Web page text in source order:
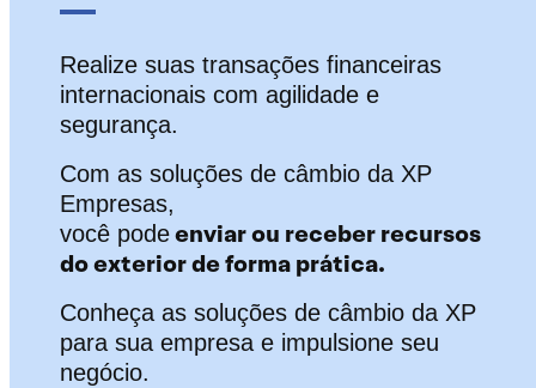
Realize suas transações financeiras
internacionais com agilidade e
segurança.
Com as soluções de câmbio da XP
Empresas,
você podeenviar ou receber recursos
do exterior de forma prática.
Conheça as soluções de câmbio da XP
para sua empresa e impulsione seu
negócio.